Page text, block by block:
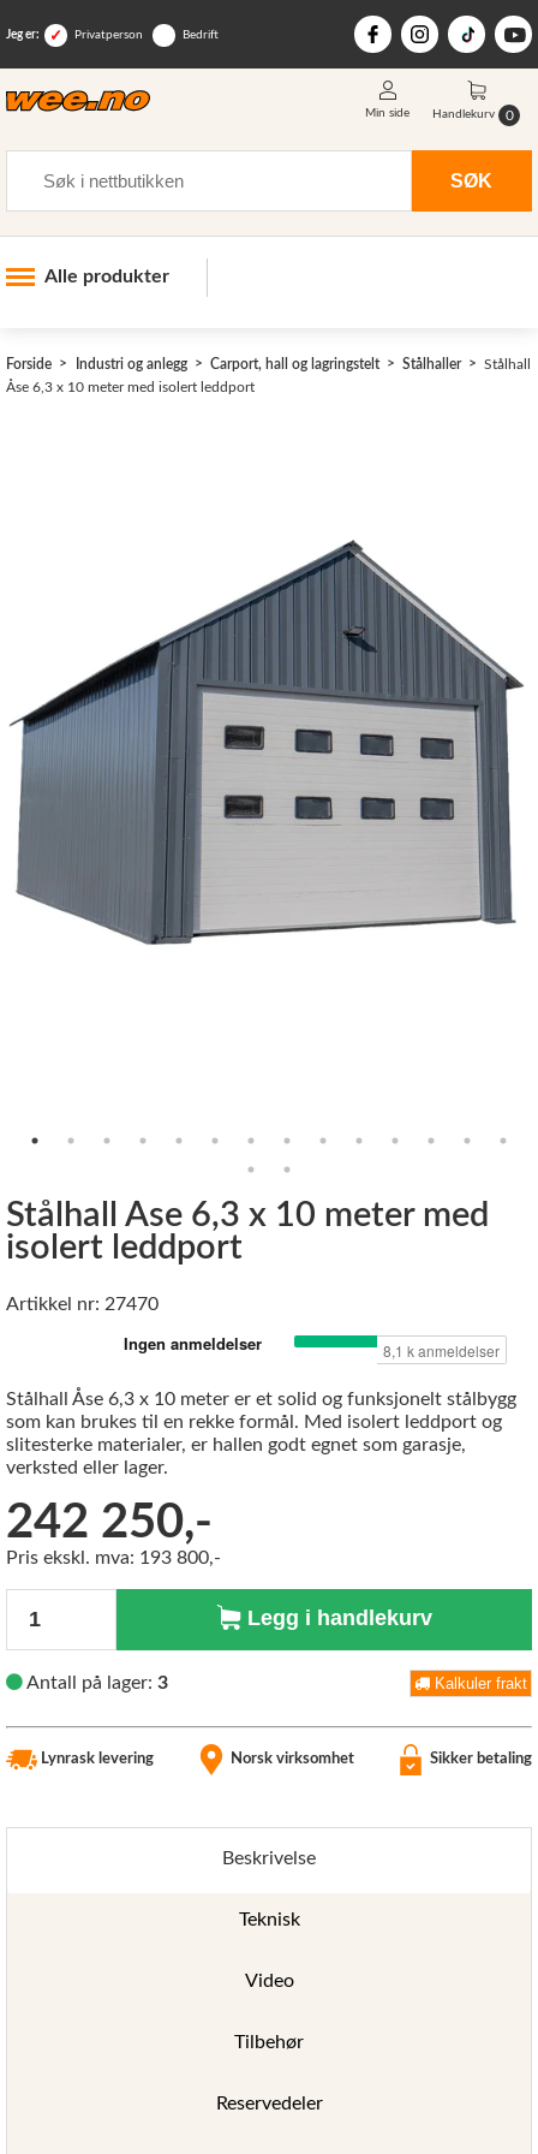
Jeg er: Privatperson Bedrift
SØK
Min side Handlekurv 0
Alle produkter
Skogsutstyr
Lagertømming
Aktuelt
Kundeservice
Leasing
Forside Industri og anlegg Carport, hall og lagringstelt Stålhaller
Stålhall
Åse 6,3 x 10 meter med isolert leddport
Stålhall Åse 6,3 x 10 meter med
isolert leddport
Artikkel nr: 27470
Stålhall Åse 6,3 x 10 meter er et solid og funksjonelt stålbygg
som kan brukes til en rekke formål. Med isolert leddport og
slitesterke materialer, er hallen godt egnet som garasje,
verksted eller lager.
242 250,-
Pris ekskl. mva: 193 800,-
Antall
Legg i handlekurv
Antall på lager: 3 Kalkuler frakt
Lynrask levering Norsk virksomhet Sikker betaling
Beskrivelse
Teknisk
Video
Tilbehør
Reservedeler